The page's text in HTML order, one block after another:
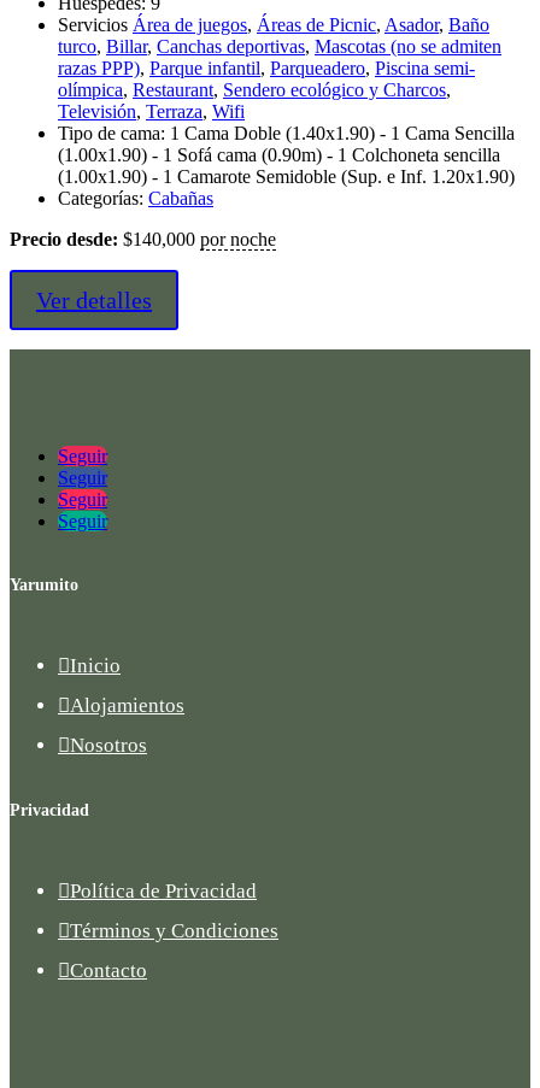
Servicios Área de juegos, Áreas de Picnic, Asador, Baño
turco, Billar, Canchas deportivas, Mascotas (no se admiten
razas PPP), Parque infantil, Parqueadero, Piscina semi-
olímpica, Restaurant, Sendero ecológico y Charcos,
Televisión, Terraza, Wifi
Tipo de cama: 1 Cama Doble (1.40x1.90) - 1 Cama Sencilla
(1.00x1.90) - 1 Sofá cama (0.90m) - 1 Colchoneta sencilla
(1.00x1.90) - 1 Camarote Semidoble (Sup. e Inf. 1.20x1.90)
Categorías: Cabañas
Precio desde: $140,000 por noche
Ver detalles
Seguir
Seguir
Seguir
Seguir
Yarumito
Inicio
Alojamientos
Nosotros
Privacidad
Política de Privacidad
Términos y Condiciones
Contacto